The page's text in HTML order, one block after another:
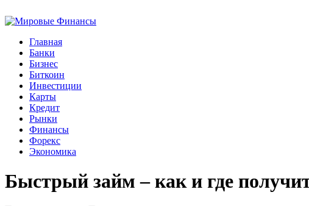
Главная
Банки
Бизнес
Биткоин
Инвестиции
Карты
Кредит
Рынки
Финансы
Форекс
Экономика
Быстрый займ – как и где